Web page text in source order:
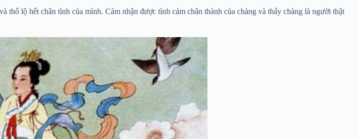
lộ hết chân tình của mình. Cảm nhận được tình cảm chân thành của chàng và thấy chàng là người thật